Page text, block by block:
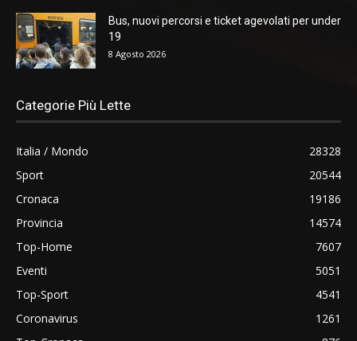
Bus, nuovi percorsi e ticket agevolati per under
19
8 Agosto 2026
Categorie Più Lette
Italia / Mondo
28328
Sport
20544
Cronaca
19186
Provincia
14574
Top-Home
7607
Eventi
5051
Top-Sport
4541
Coronavirus
1261